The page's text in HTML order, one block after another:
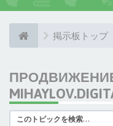
掲示板トップ